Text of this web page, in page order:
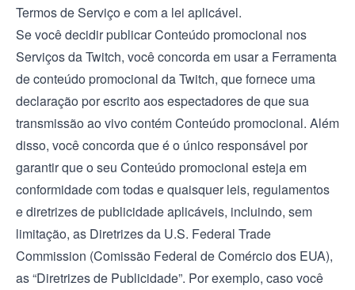
Termos de Serviço e com a lei aplicável.
Se você decidir publicar Conteúdo promocional nos
Serviços da Twitch, você concorda em usar a Ferramenta
de conteúdo promocional da Twitch, que fornece uma
declaração por escrito aos espectadores de que sua
transmissão ao vivo contém Conteúdo promocional. Além
disso, você concorda que é o único responsável por
garantir que o seu Conteúdo promocional esteja em
conformidade com todas e quaisquer leis, regulamentos
e diretrizes de publicidade aplicáveis, incluindo, sem
limitação, as Diretrizes da U.S. Federal Trade
Commission (Comissão Federal de Comércio dos EUA),
as “Diretrizes de Publicidade”. Por exemplo, caso você